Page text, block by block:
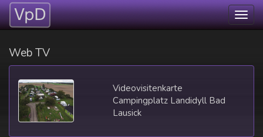
Web TV
Videovisitenkarte
Campingplatz Landidyll Bad
Lausick